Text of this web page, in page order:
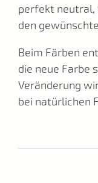
perfekt neutral,
den
Beim Färben
die neue Farbe
Veränderung
bei natürlichen